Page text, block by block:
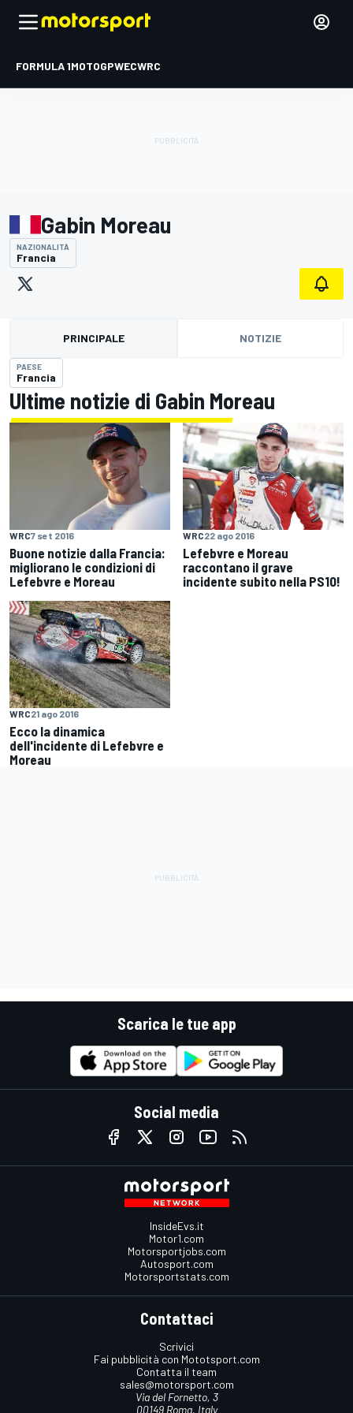
FORMULA 1MOTOGPWECWRC
Gabin Moreau
NAZIONALITÀ
Francia
PRINCIPALE NOTIZIE
PAESE
Francia
Ultime notizie di Gabin Moreau
WRC7 set 2016
Buone notizie dalla Francia:
migliorano le condizioni di
Lefebvre e Moreau
WRC22 ago 2016
Lefebvre e Moreau
raccontano il grave
incidente subito nella PS10!
WRC21 ago 2016
Ecco la dinamica
dell'incidente di Lefebvre e
Moreau
Scarica le tue app
Social media
InsideEvs.it
Motor1.com
Motorsportjobs.com
Autosport.com
Motorsportstats.com
Contattaci
Scrivici
Fai pubblicità con Mototsport.com
Contatta il team
sales@motorsport.com
Via del Fornetto, 3
00149 Roma, Italy